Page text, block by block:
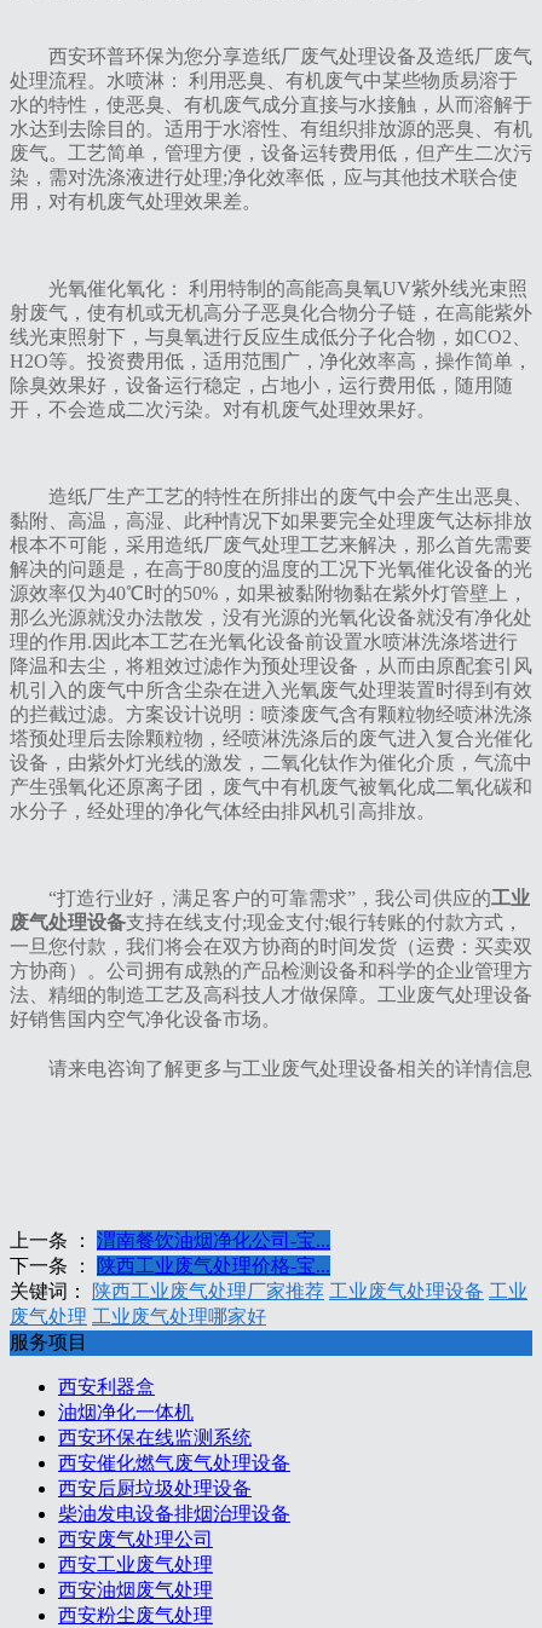
西安环普环保为您分享造纸厂废气处理设备及造纸厂废气
处理流程。水喷淋： 利用恶臭、有机废气中某些物质易溶于
水的特性，使恶臭、有机废气成分直接与水接触，从而溶解于
水达到去除目的。适用于水溶性、有组织排放源的恶臭、有机
废气。工艺简单，管理方便，设备运转费用低，但产生二次污
染，需对洗涤液进行处理;净化效率低，应与其他技术联合使
用，对有机废气处理效果差。
光氧催化氧化： 利用特制的高能高臭氧UV紫外线光束照
射废气，使有机或无机高分子恶臭化合物分子链，在高能紫外
线光束照射下，与臭氧进行反应生成低分子化合物，如CO2、
H2O等。投资费用低，适用范围广，净化效率高，操作简单，
除臭效果好，设备运行稳定，占地小，运行费用低，随用随
开，不会造成二次污染。对有机废气处理效果好。
造纸厂生产工艺的特性在所排出的废气中会产生出恶臭、
黏附、高温，高湿、此种情况下如果要完全处理废气达标排放
根本不可能，采用造纸厂废气处理工艺来解决，那么首先需要
解决的问题是，在高于80度的温度的工况下光氧催化设备的光
源效率仅为40℃时的50%，如果被黏附物黏在紫外灯管壁上，
那么光源就没办法散发，没有光源的光氧化设备就没有净化处
理的作用.因此本工艺在光氧化设备前设置水喷淋洗涤塔进行
降温和去尘，将粗效过滤作为预处理设备，从而由原配套引风
机引入的废气中所含尘杂在进入光氧废气处理装置时得到有效
的拦截过滤。方案设计说明：喷漆废气含有颗粒物经喷淋洗涤
塔预处理后去除颗粒物，经喷淋洗涤后的废气进入复合光催化
设备，由紫外灯光线的激发，二氧化钛作为催化介质，气流中
产生强氧化还原离子团，废气中有机废气被氧化成二氧化碳和
水分子，经处理的净化气体经由排风机引高排放。
“打造行业好，满足客户的可靠需求”，我公司供应的工业
废气处理设备支持在线支付;现金支付;银行转账的付款方式，
一旦您付款，我们将会在双方协商的时间发货（运费：买卖双
方协商）。公司拥有成熟的产品检测设备和科学的企业管理方
法、精细的制造工艺及高科技人才做保障。工业废气处理设备
好销售国内空气净化设备市场。
请来电咨询了解更多与工业废气处理设备相关的详情信息
上一条 ：
渭南餐饮油烟净化公司-宝...
下一条 ：
陕西工业废气处理价格-宝...
关键词：
陕西工业废气处理厂家推荐 工业废气处理设备 工业
废气处理 工业废气处理哪家好
服务项目
西安利器盒
油烟净化一体机
西安环保在线监测系统
西安催化燃气废气处理设备
西安后厨垃圾处理设备
柴油发电设备排烟治理设备
西安废气处理公司
西安工业废气处理
西安油烟废气处理
西安粉尘废气处理